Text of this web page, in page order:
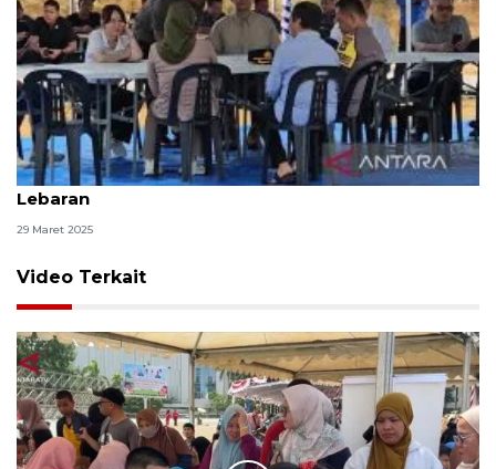
Mentrans kunjungan kerja ke Rempang saat
Lebaran
29 Maret 2025
Video Terkait